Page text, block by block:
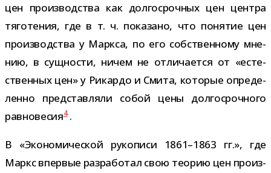
цен про­из­вод­ства как дол­го­сроч­ных цен цен­тра
тяго­те­ния, где в т. ч. пока­зано, что поня­тие цен
про­из­вод­ства у Маркса, по его соб­ствен­ному мне­
нию, в сущ­но­сти, ничем не отли­ча­ется от «есте­
ствен­ных цен» у Рикардо и Смита, кото­рые опре­де­
ленно пред­став­ляли собой цены дол­го­сроч­ного
рав­но­ве­сия4.
В «Экономической руко­писи 1861–1863 гг.», где
Маркс впер­вые раз­ра­бо­тал свою тео­рию цен про­из­